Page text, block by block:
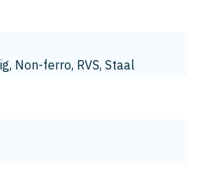
Non-ferro, RVS, Staal